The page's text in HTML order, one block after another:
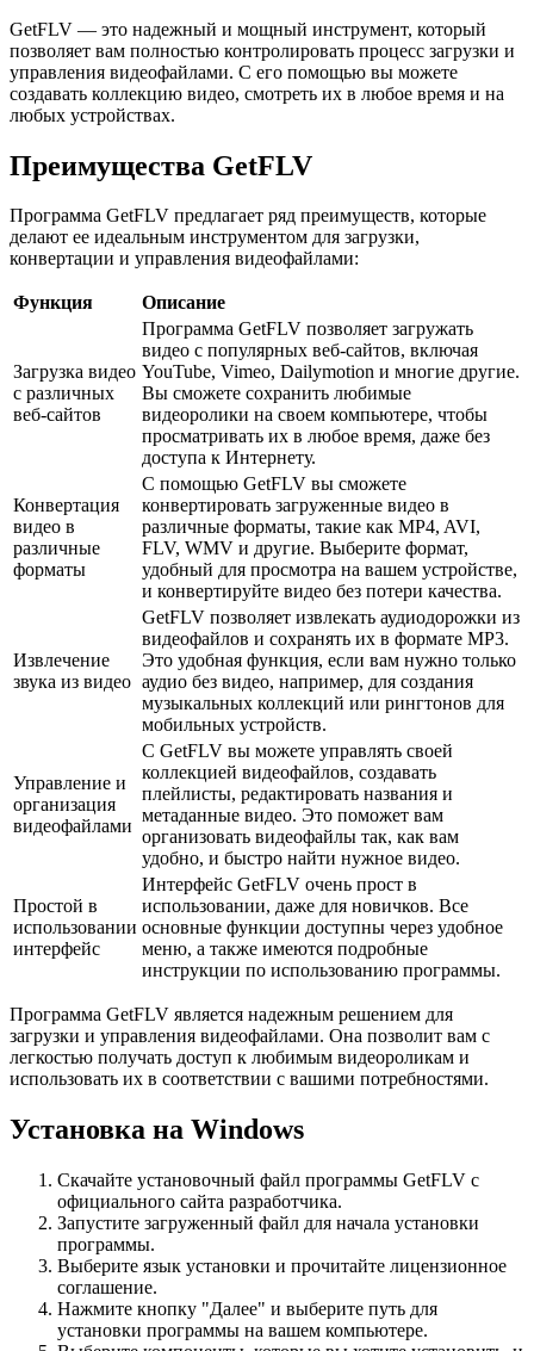
GetFLV — это надежный и мощный инструмент, который
позволяет вам полностью контролировать процесс загрузки и
управления видеофайлами. С его помощью вы можете
создавать коллекцию видео, смотреть их в любое время и на
любых устройствах.
Преимущества GetFLV
Программа GetFLV предлагает ряд преимуществ, которые
делают ее идеальным инструментом для загрузки,
конвертации и управления видеофайлами:
Функция Описание
Загрузка видео
с различных
веб-сайтов
Программа GetFLV позволяет загружать
видео с популярных веб-сайтов, включая
YouTube, Vimeo, Dailymotion и многие другие.
Вы сможете сохранить любимые
видеоролики на своем компьютере, чтобы
просматривать их в любое время, даже без
доступа к Интернету.
Конвертация
видео в
различные
форматы
С помощью GetFLV вы сможете
конвертировать загруженные видео в
различные форматы, такие как MP4, AVI,
FLV, WMV и другие. Выберите формат,
удобный для просмотра на вашем устройстве,
и конвертируйте видео без потери качества.
Извлечение
звука из видео
GetFLV позволяет извлекать аудиодорожки из
видеофайлов и сохранять их в формате MP3.
Это удобная функция, если вам нужно только
аудио без видео, например, для создания
музыкальных коллекций или рингтонов для
мобильных устройств.
Управление и
организация
видеофайлами
С GetFLV вы можете управлять своей
коллекцией видеофайлов, создавать
плейлисты, редактировать названия и
метаданные видео. Это поможет вам
организовать видеофайлы так, как вам
удобно, и быстро найти нужное видео.
Простой в
использовании
интерфейс
Интерфейс GetFLV очень прост в
использовании, даже для новичков. Все
основные функции доступны через удобное
меню, а также имеются подробные
инструкции по использованию программы.
Программа GetFLV является надежным решением для
загрузки и управления видеофайлами. Она позволит вам с
легкостью получать доступ к любимым видеороликам и
использовать их в соответствии с вашими потребностями.
Установка на Windows
Скачайте установочный файл программы GetFLV с
официального сайта разработчика.
Запустите загруженный файл для начала установки
программы.
Выберите язык установки и прочитайте лицензионное
соглашение.
Нажмите кнопку "Далее" и выберите путь для
установки программы на вашем компьютере.